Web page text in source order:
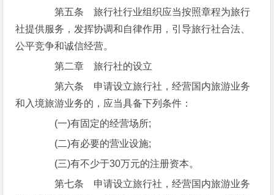
第五条 旅行社行业组织应当按照章程为旅行
社提供服务，发挥协调和自律作用，引导旅行社合法、
公平竞争和诚信经营。
第二章 旅行社的设立
第六条 申请设立旅行社，经营国内旅游业务
和入境旅游业务的，应当具备下列条件：
(一)有固定的经营场所;
(二)有必要的营业设施;
(三)有不少于30万元的注册资本。
第七条 申请设立旅行社，经营国内旅游业务